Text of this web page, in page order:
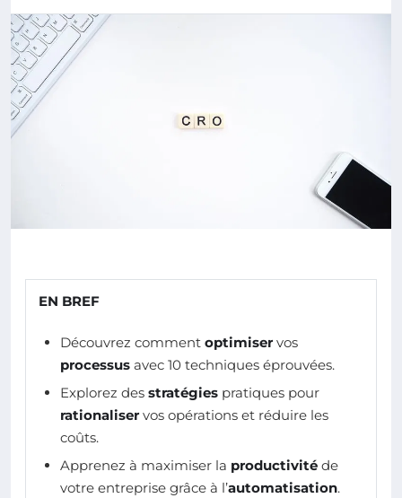
EN BREF
Découvrez comment optimiser vos
processus avec 10 techniques éprouvées.
Explorez des stratégies pratiques pour
rationaliser vos opérations et réduire les
coûts.
Apprenez à maximiser la productivité de
votre entreprise grâce à l’automatisation.